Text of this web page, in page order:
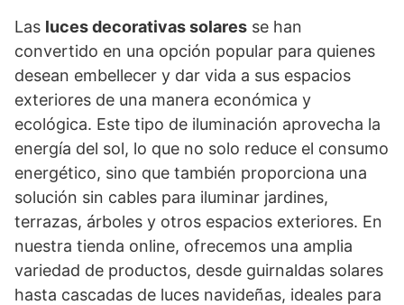
Las luces decorativas solares se han
convertido en una opción popular para quienes
desean embellecer y dar vida a sus espacios
exteriores de una manera económica y
ecológica. Este tipo de iluminación aprovecha la
energía del sol, lo que no solo reduce el consumo
energético, sino que también proporciona una
solución sin cables para iluminar jardines,
terrazas, árboles y otros espacios exteriores. En
nuestra tienda online, ofrecemos una amplia
variedad de productos, desde guirnaldas solares
hasta cascadas de luces navideñas, ideales para